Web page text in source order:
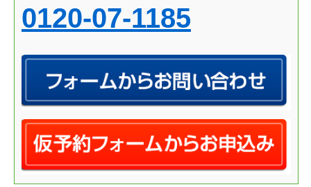
0120-07-1185